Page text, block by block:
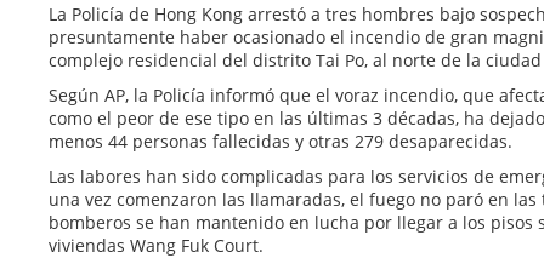
La Policía de Hong Kong arrestó a tres hombres bajo
presuntamente haber ocasionado el incendio de gran
complejo residencial del distrito Tai Po, al norte de la
Según AP, la Policía informó que el voraz incendio, que
como el peor de ese tipo en las últimas 3 décadas, ha
menos 44 personas fallecidas y otras 279 desaparecidas.
Las labores han sido complicadas para los servicios de
una vez comenzaron las llamaradas, el fuego no paró en
bomberos se han mantenido en lucha por llegar a los pisos
viviendas Wang Fuk Court.